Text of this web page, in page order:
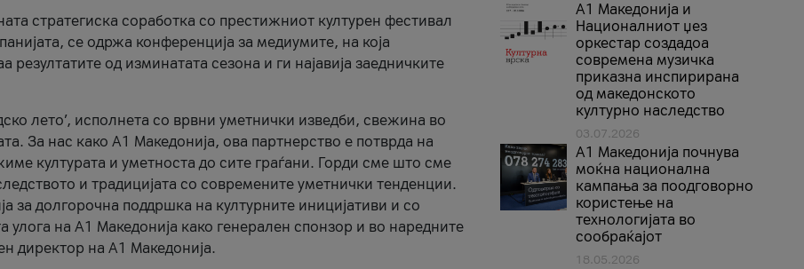
стратегиска соработка со престижниот културен фестивал
се одржа конференција за медиумите, на која
од изминатата сезона и ги најавија заедничките
лето’, исполнета со врвни уметнички изведби, свежина во
За нас како A1 Македонија, ова партнерство е потврда на
културата и уметноста до сите граѓани. Горди сме што сме
и традицијата со современите уметнички тенденции.
за долгорочна поддршка на културните иницијативи и со
улога на A1 Македонија како генерален спонзор и во наредните
директор на A1 Македонија.
А1 Македонија и
Националниот џез
оркестар создадоа
современа музичка
приказна инспирирана
од македонското
културно наследство
03.07.2026
A1 Македонија почнува
моќна национална
кампања за поодговорно
користење на
технологијата во
сообраќајот
18.05.2026